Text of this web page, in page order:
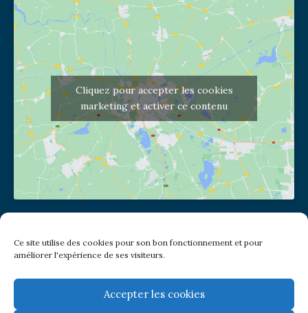
Ce site utilise des cookies pour son bon fonctionnement et pour
améliorer l'expérience de ses visiteurs.
Accepter les cookies
Cliquez pour accepter les cookies
marketing et activer ce contenu
(pas de courrier à cette adresse)
2 place Jules Joffrin - 75018
Metro: Jules Joffrin ou Simplon
Bus : Mairie du XVIII